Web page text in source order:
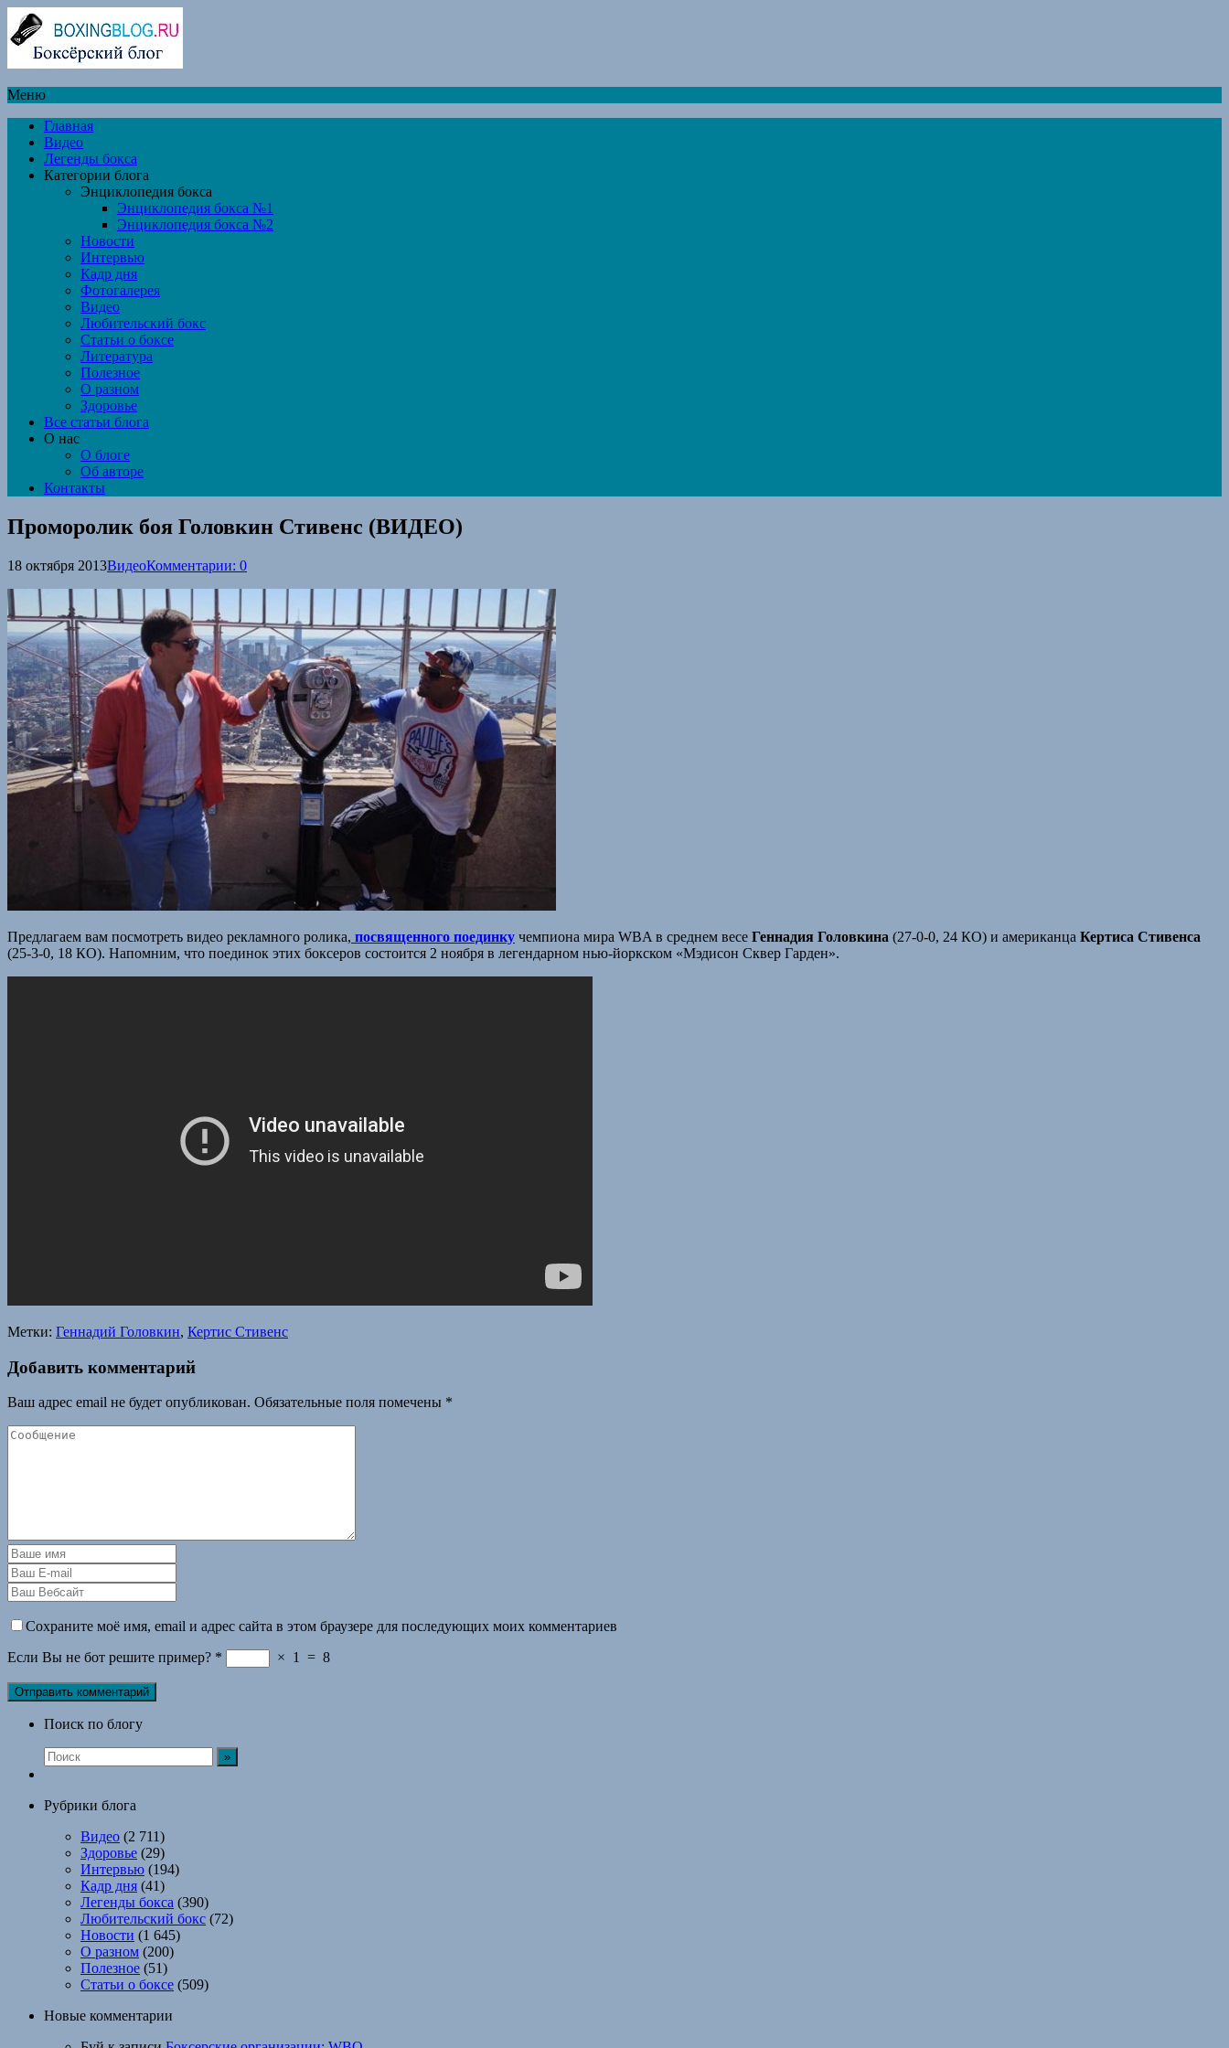
Меню
Главная
Видео
Легенды бокса
Категории блога
Энциклопедия бокса
Энциклопедия бокса №1
Энциклопедия бокса №2
Новости
Интервью
Кадр дня
Фотогалерея
Видео
Любительский бокс
Статьи о боксе
Литература
Полезное
О разном
Здоровье
Все статьи блога
О нас
О блоге
Об авторе
Контакты
Проморолик боя Головкин Стивенс (ВИДЕО)
18 октября 2013ВидеоКомментарии: 0
Предлагаем вам посмотреть видео рекламного ролика, посвященного поединку чемпиона мира WBA в среднем весе Геннадия Головкина (27-0-0, 24 КО) и американца Кертиса Стивенса
(25-3-0, 18 КО). Напомним, что поединок этих боксеров состоится 2 ноября в легендарном нью-йоркском «Мэдисон Сквер Гарден».
Метки: Геннадий Головкин, Кертис Стивенс
Добавить комментарий
Ваш адрес email не будет опубликован. Обязательные поля помечены *
Сохраните моё имя, email и адрес сайта в этом браузере для последующих моих комментариев
Если Вы не бот решите пример? * × 1 = 8
Поиск по блогу
Рубрики блога
Видео (2 711)
Здоровье (29)
Интервью (194)
Кадр дня (41)
Легенды бокса (390)
Любительский бокс (72)
Новости (1 645)
О разном (200)
Полезное (51)
Статьи о боксе (509)
Новые комментарии